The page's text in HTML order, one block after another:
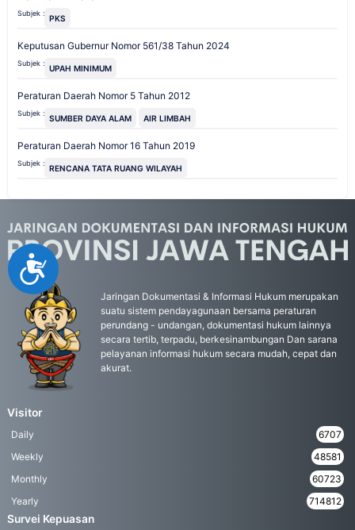
Accessibility
Subjek : PKS
Keputusan Gubernur Nomor 561/38 Tahun 2024
Subjek : UPAH MINIMUM
Peraturan Daerah Nomor 5 Tahun 2012
Subjek : SUMBER DAYA ALAM AIR LIMBAH
Peraturan Daerah Nomor 16 Tahun 2019
Subjek : RENCANA TATA RUANG WILAYAH
Jaringan Dokumentasi & Informasi Hukum merupakan
suatu sistem pendayagunaan bersama peraturan
perundang - undangan, dokumentasi hukum lainnya
secara tertib, terpadu, berkesinambungan Dan sarana
pelayanan informasi hukum secara mudah, cepat dan
akurat.
Visitor
Daily
6707
Weekly
48581
Monthly
60723
Yearly
714812
Survei Kepuasan